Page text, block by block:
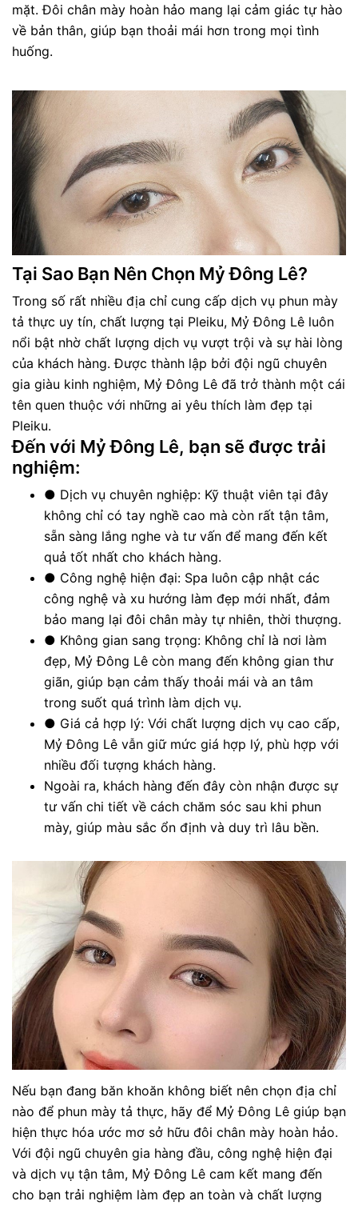
mặt. Đôi chân mày hoàn hảo mang lại cảm giác tự hào
về bản thân, giúp bạn thoải mái hơn trong mọi tình
huống.
Tại Sao Bạn Nên Chọn Mỷ Đông Lê?
Trong số rất nhiều địa chỉ cung cấp dịch vụ phun mày
tả thực uy tín, chất lượng tại Pleiku, Mỷ Đông Lê luôn
nổi bật nhờ chất lượng dịch vụ vượt trội và sự hài lòng
của khách hàng. Được thành lập bởi đội ngũ chuyên
gia giàu kinh nghiệm, Mỷ Đông Lê đã trở thành một cái
tên quen thuộc với những ai yêu thích làm đẹp tại
Pleiku.
Đến với Mỷ Đông Lê, bạn sẽ được trải
nghiệm:
● Dịch vụ chuyên nghiệp: Kỹ thuật viên tại đây
không chỉ có tay nghề cao mà còn rất tận tâm,
sẵn sàng lắng nghe và tư vấn để mang đến kết
quả tốt nhất cho khách hàng.
● Công nghệ hiện đại: Spa luôn cập nhật các
công nghệ và xu hướng làm đẹp mới nhất, đảm
bảo mang lại đôi chân mày tự nhiên, thời thượng.
● Không gian sang trọng: Không chỉ là nơi làm
đẹp, Mỷ Đông Lê còn mang đến không gian thư
giãn, giúp bạn cảm thấy thoải mái và an tâm
trong suốt quá trình làm dịch vụ.
● Giá cả hợp lý: Với chất lượng dịch vụ cao cấp,
Mỷ Đông Lê vẫn giữ mức giá hợp lý, phù hợp với
nhiều đối tượng khách hàng.
Ngoài ra, khách hàng đến đây còn nhận được sự
tư vấn chi tiết về cách chăm sóc sau khi phun
mày, giúp màu sắc ổn định và duy trì lâu bền.
Nếu bạn đang băn khoăn không biết nên chọn địa chỉ
nào để phun mày tả thực, hãy để Mỷ Đông Lê giúp bạn
hiện thực hóa ước mơ sở hữu đôi chân mày hoàn hảo.
Với đội ngũ chuyên gia hàng đầu, công nghệ hiện đại
và dịch vụ tận tâm, Mỷ Đông Lê cam kết mang đến
cho bạn trải nghiệm làm đẹp an toàn và chất lượng